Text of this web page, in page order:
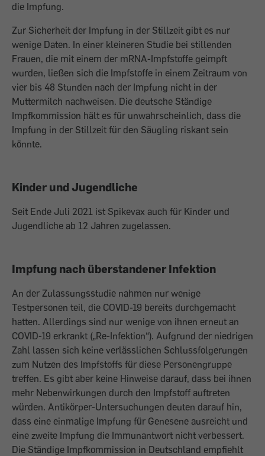
die Impfung.
Zur Sicherheit der Impfung in der Stillzeit gibt es nur
wenige Daten. In einer kleineren Studie bei stillenden
Frauen, die mit einem der mRNA-Impfstoffe geimpft
wurden, ließen sich die Impfstoffe in einem Zeitraum von
vier bis 48 Stunden nach der Impfung nicht in der
Muttermilch nachweisen. Die deutsche Ständige
Impfkommission hält es für unwahrscheinlich, dass die
Impfung in der Stillzeit für den Säugling riskant sein
könnte.
Kinder und Jugendliche
Seit Ende Juli 2021 ist Spikevax auch für Kinder und
Jugendliche ab 12 Jahren zugelassen.
Impfung nach überstandener Infektion
An der Zulassungsstudie nahmen nur wenige
Testpersonen teil, die COVID-19 bereits durchgemacht
hatten. Allerdings sind nur wenige von ihnen erneut an
COVID-19 erkrankt („Re-Infektion“). Aufgrund der niedrigen
Zahl lassen sich keine verlässlichen Schlussfolgerungen
zum Nutzen des Impfstoffs für diese Personengruppe
treffen. Es gibt aber keine Hinweise darauf, dass bei ihnen
mehr Nebenwirkungen durch den Impfstoff auftreten
würden. Antikörper-Untersuchungen deuten darauf hin,
dass eine einmalige Impfung für Genesene ausreicht und
eine zweite Impfung die Immunantwort nicht verbessert.
Die Ständige Impfkommission in Deutschland empfiehlt